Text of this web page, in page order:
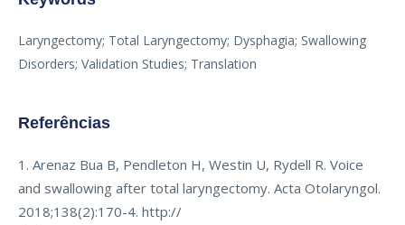
Laryngectomy; Total Laryngectomy; Dysphagia; Swallowing
Disorders; Validation Studies; Translation
Referências
1. Arenaz Bua B, Pendleton H, Westin U, Rydell R. Voice
and swallowing after total laryngectomy. Acta Otolaryngol.
2018;138(2):170-4. http://